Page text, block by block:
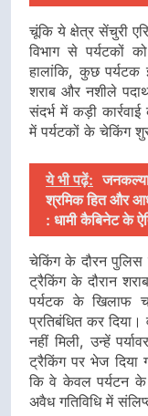
चूंकि ये क्षेत्र सेंचुरी
विभाग से पर्यटकों
हालांकि, कुछ
शराब और नशीले
संदर्भ में कड़ी
में पर्यटकों के चेकिंग
ये भी पढ़ें:
श्रमिक हित और
: धामी कैबिनेट के
चेकिंग के दौरन पुलिस
ट्रैकिंग के दौरान
पर्यटक के खिलाफ
प्रतिबंधित कर
नहीं मिली, उन्हें
ट्रैकिंग पर भेज दिया
कि वे केवल पर्यटन के
अवैध गतिविधि में